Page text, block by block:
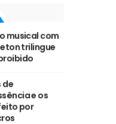
musical com
trilingue
de
e os
por